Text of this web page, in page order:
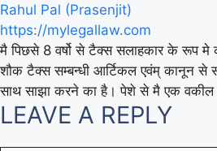
Rahul Pal (Prasenjit)
https://mylegallaw.com
मै पिछसे 8 वर्षो से टैक्स सलाहकार के रूप मे
शौक टैक्स सम्बन्धी आर्टिकल एवंम् कानून से
साथ साझा करने का है। पेशे से मै एक वकील
LEAVE A REPLY